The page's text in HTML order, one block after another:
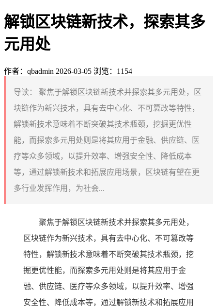
解锁区块链新技术，探索其多
元用处
作者：qbadmin 2026-03-05 浏览：1154
导读：
聚焦于解锁区块链新技术并探索其多元用处，区
块链作为新兴技术，具有去中心化、不可篡改等特性，
解锁新技术意味着不断突破其技术瓶颈，挖掘更优性
能，而探索多元用处则是将其应用于金融、供应链、医
疗等众多领域，以提升效率、增强安全性、降低成本
等，通过解锁新技术和拓展应用场景，区块链有望在更
多行业发挥作用，为社会...
聚焦于解锁区块链新技术并探索其多元用处，
区块链作为新兴技术，具有去中心化、不可篡改等
特性，解锁新技术意味着不断突破其技术瓶颈，挖
掘更优性能，而探索多元用处则是将其应用于金
融、供应链、医疗等众多领域，以提升效率、增强
安全性、降低成本等，通过解锁新技术和拓展应用